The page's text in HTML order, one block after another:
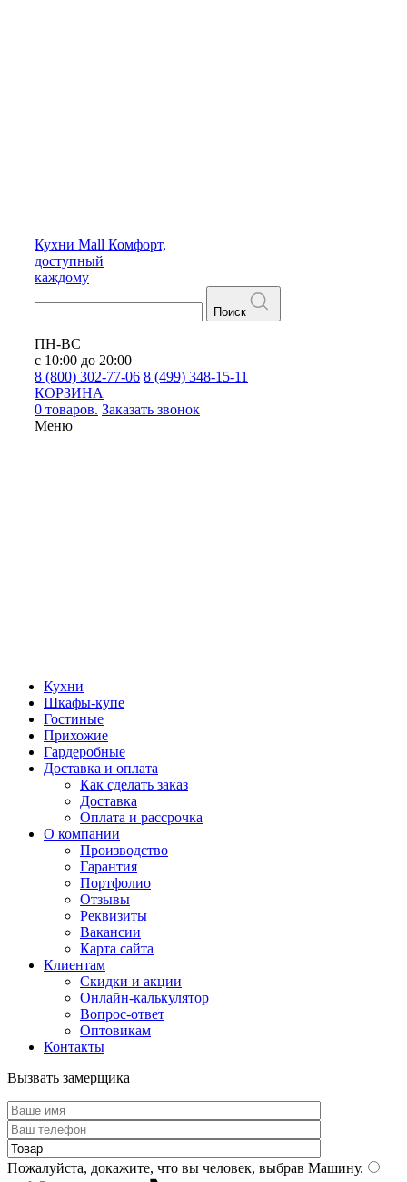
Кухни Mall Комфорт,
доступный
каждому
Поиск
ПН-ВС
с 10:00 до 20:00
8 (800) 302-77-06 8 (499) 348-15-11
КОРЗИНА
0 товаров. Заказать звонок
Меню
Кухни
Шкафы-купе
Гостиные
Прихожие
Гардеробные
Доставка и оплата
Как сделать заказ
Доставка
Оплата и рассрочка
О компании
Производство
Гарантия
Портфолио
Отзывы
Реквизиты
Вакансии
Карта сайта
Клиентам
Скидки и акции
Онлайн-калькулятор
Вопрос-ответ
Оптовикам
Контакты
Вызвать замерщика
Пожалуйста, докажите, что вы человек, выбрав Машину.